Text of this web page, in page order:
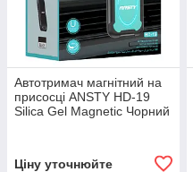
Автотримач магнітний на
присосці ANSTY HD-19
Silica Gel Magnetic Чорний
Ціну уточнюйте